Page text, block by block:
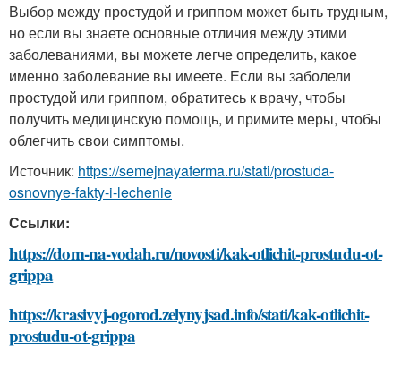
Выбор между простудой и гриппом может быть трудным,
но если вы знаете основные отличия между этими
заболеваниями, вы можете легче определить, какое
именно заболевание вы имеете. Если вы заболели
простудой или гриппом, обратитесь к врачу, чтобы
получить медицинскую помощь, и примите меры, чтобы
облегчить свои симптомы.
Источник: https://semejnayaferma.ru/stati/prostuda-
osnovnye-fakty-i-lechenie
Ссылки:
https://dom-na-vodah.ru/novosti/kak-otlichit-prostudu-ot-
grippa
https://krasivyj-ogorod.zelynyjsad.info/stati/kak-otlichit-
prostudu-ot-grippa